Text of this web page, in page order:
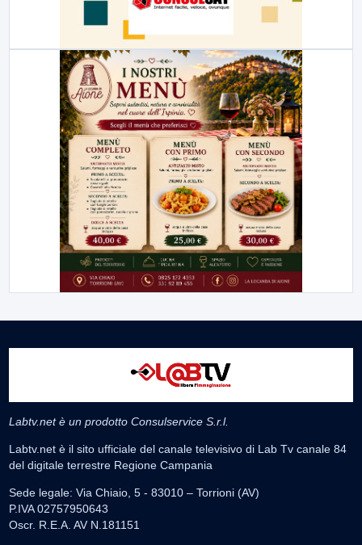
Labtv.net è un prodotto Consulservice S.r.l.
Labtv.net è il sito ufficiale del canale televisivo di Lab Tv canale 84
del digitale terrestre Regione Campania
Sede legale: Via Chiaio, 5 - 83010 – Torrioni (AV)
P.IVA 02757950643
Oscr. R.E.A. AV N.181151